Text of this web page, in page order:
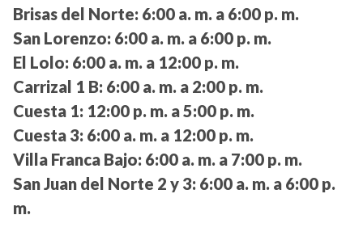
Brisas del Norte: 6:00 a. m. a 6:00 p. m.
San Lorenzo: 6:00 a. m. a 6:00 p. m.
El Lolo: 6:00 a. m. a 12:00 p. m.
Carrizal 1 B: 6:00 a. m. a 2:00 p. m.
Cuesta 1: 12:00 p. m. a 5:00 p. m.
Cuesta 3: 6:00 a. m. a 12:00 p. m.
Villa Franca Bajo: 6:00 a. m. a 7:00 p. m.
San Juan del Norte 2 y 3: 6:00 a. m. a 6:00 p.
m.